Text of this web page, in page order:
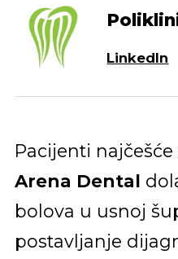
LinkedIn
Pacijenti
Arena Dental
bolova u usnoj
postavljanje